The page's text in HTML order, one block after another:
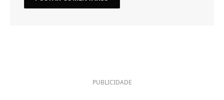
PUBLICIDADE